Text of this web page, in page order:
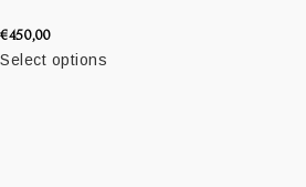
€450,00
Select options